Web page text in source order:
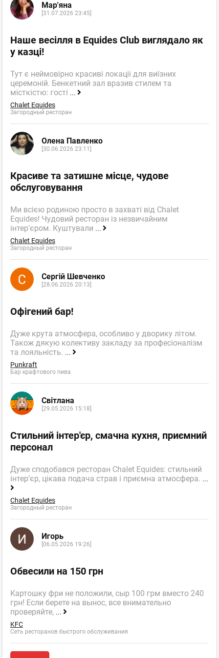
Мар'яна
[31.07.2026 23:45]
Наше весілля в Equides Club виглядало як
у казці!
Тут є неймовірно красиві локаціі для виїзних
церемоній. Бенкетний зал вразив стилем та
місткістю: гості ...
Chalet Equides
Загородный ресторан
Олена Павленко
[30.06.2026 23:11]
Красиве та затишне місце, чудове
обслуговування
Ми всією родиною просто в захваті від Chalet
Equides! Чудовий ресторан із незвичайним
інтер'єром. Куштували ...
Chalet Equides
Загородный ресторан
Сергій Шевченко
[28.06.2026 20:13]
Офігений бар!
Дуже крута атмосфера, особливо у дворику літом.
Також дякую колективу закладу за професіоналізм
та лояльність. ...
Punkraft
Бар крафтового пива
Світлана
[29.05.2026 15:18]
Стильний інтер'єр, смачна кухня, приємний
персонал
Дуже сподобався ресторан Chalet Equides: стильний
інтер’єр, цікава подача страв і приємна атмосфера. ...
Chalet Equides
Загородный ресторан
Игорь
[06.05.2026 19:26]
Обвесили на 150 грн
Картошку фри не положили, сыр 100 грм вместо 240
грн! Если берете на вынос, все внимательно
проверяйте, ...
KFC
Сеть ресторанов быстрого обслуживания